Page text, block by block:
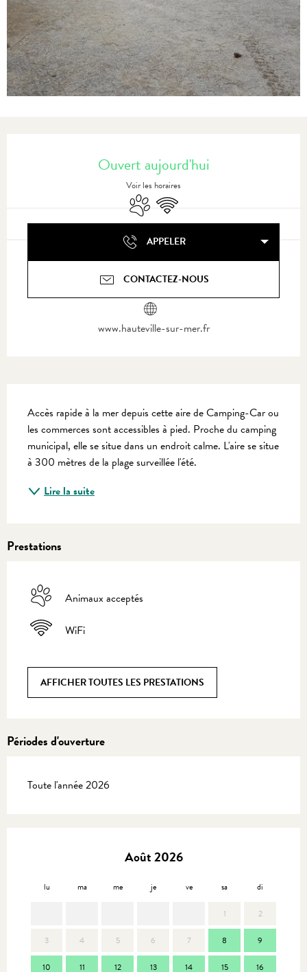
Ouvert aujourd'hui
Voir les horaires
Animaux acceptés
WiFi
APPELER
CONTACTEZ-NOUS
www.hauteville-sur-mer.fr
Accès rapide à la mer depuis cette aire de Camping-Car ou
les commerces sont accessibles à pied. Proche du camping
municipal, elle se situe dans un endroit calme. L'aire se situe
à 300 mètres de la plage surveillée l'été.
Lire la suite
Prestations
Animaux acceptés
WiFi
AFFICHER TOUTES LES PRESTATIONS
Périodes d'ouverture
Toute l'année 2026
Août 2026
lu ma me je ve sa di
1 2
3 4 5 6 7 8 9
10 11 12 13 14 15 16